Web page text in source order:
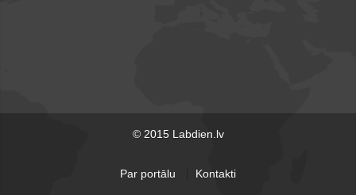
© 2015 Labdien.lv
Par portālu Kontakti